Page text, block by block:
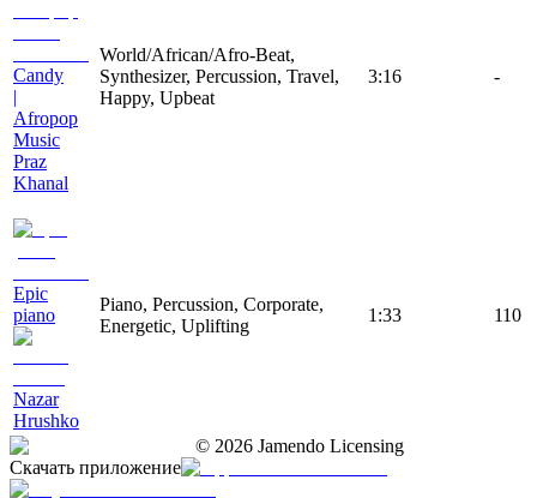
Candy
|
Afropop
Music
Praz
Khanal
World/African/Afro-Beat,
Synthesizer, Percussion, Travel,
Happy, Upbeat
3:16 -
Epic
piano
Nazar
Hrushko
Piano, Percussion, Corporate,
Energetic, Uplifting
1:33 110
© 2026 Jamendo Licensing
Скачать приложение